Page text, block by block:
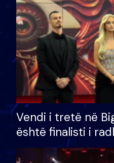
Vendi i tretë në
është finalisti i